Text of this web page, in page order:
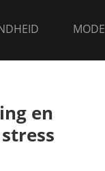
MODE
en